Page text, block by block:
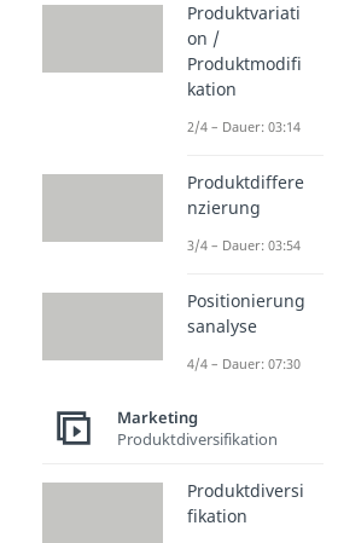
Produktvariati
on /
Produktmodifi
kation
2/4 – Dauer: 03:14
Produktdiffere
nzierung
3/4 – Dauer: 03:54
Positionierung
sanalyse
4/4 – Dauer: 07:30
Marketing
Produktdiversifikation
Produktdiversi
fikation